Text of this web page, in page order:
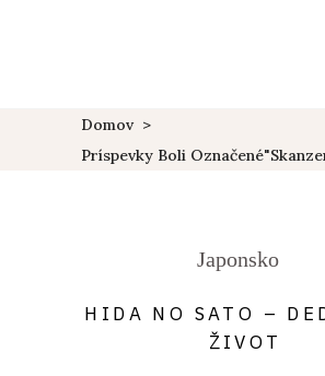
Domov>
Príspevky Boli
Japonsko
HIDA NO SATO –
ŽIVOT